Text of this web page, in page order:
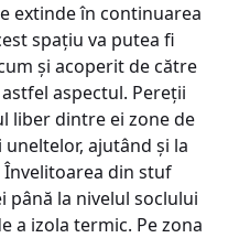
extinde în continua­rea
spaţiu va putea fi
şi acoperit de către
aspectul. Pereţii
liber dintre ei zone de
ajutând şi la
Învelitoarea din stuf
până la nivelul soclului
a izola termic. Pe zona